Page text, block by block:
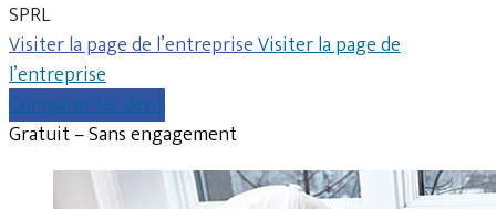
SPRL
Visiter la page de l’entrepriseVisiter la page de
l’entreprise
Comparer les devis
Gratuit – Sans engagement